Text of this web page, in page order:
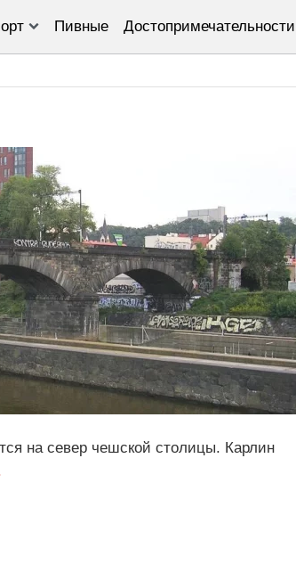
Пивные Достопримечательности
на север чешской столицы. Карлин